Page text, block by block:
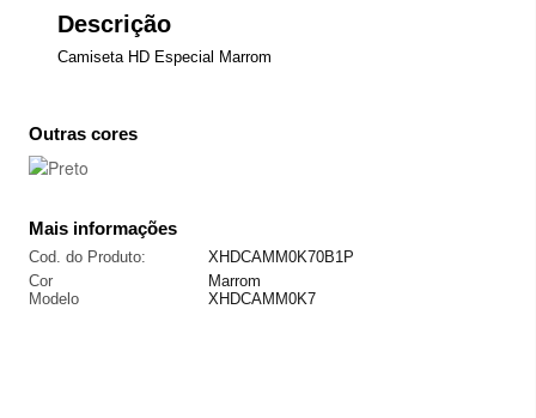
Descrição
Camiseta HD Especial Marrom
Outras cores
Mais informações
Cod. do Produto:
XHDCAMM0K70B1P
Cor
Marrom
Modelo
XHDCAMM0K7